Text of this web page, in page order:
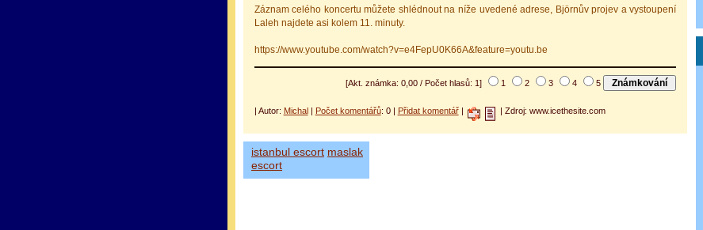
Záznam celého koncertu můžete shlédnout na níže uvedené adrese, Björnův projev a vystoupení
Laleh najdete asi kolem 11. minuty.
https://www.youtube.com/watch?v=e4FepU0K66A&feature=youtu.be
[Akt. známka: 0,00 / Počet hlasů: 1] 1 2 3 4 5
| Autor: Michal| Počet komentářů: 0 | Přidat komentář| | Zdroj: www.icethesite.com
istanbul escort maslak
escort